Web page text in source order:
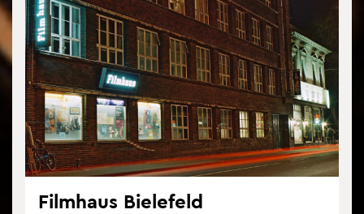
Film­haus Bie­le­feld